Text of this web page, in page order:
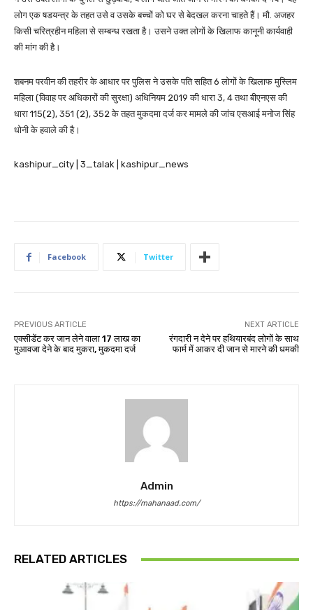
लोग एक षडयन्त्र के तहत उसे व उसके बच्चों को घर से बेदखल करना चाहते हैं। मौ. अजहर
किसी चरित्रहीन महिला से सम्बन्ध रखता है। उसने उक्त लोगों के खिलाफ कानूनी कार्यवाही
की मांग की है।
शबनम परवीन की तहरीर के आधार पर पुलिस ने उसके पति सहित 6 लोगों के खिलाफ मुस्लिम
महिला (विवाह पर अधिकारों की सुरक्षा) अधिनियम 2019 की धारा 3, 4 तथा बीएनएस की
धारा 115(2), 351 (2), 352 के तहत मुकदमा दर्ज कर मामले की जांच एसआई मनोज सिंह
धोनी के हवाले की है।
kashipur_city | 3_talak | kashipur_news
Facebook Twitter
PREVIOUS ARTICLE
एक्सीडेंट कर जान लेने वाला 17 लाख का
मुआवजा देने के बाद मुकरा, मुकदमा दर्ज
NEXT ARTICLE
रंगदारी न देने पर हथियारबंद लोगों के साथ
फार्म में आकर दी जान से मारने की धमकी
Admin
https://mahanaad.com/
RELATED ARTICLES